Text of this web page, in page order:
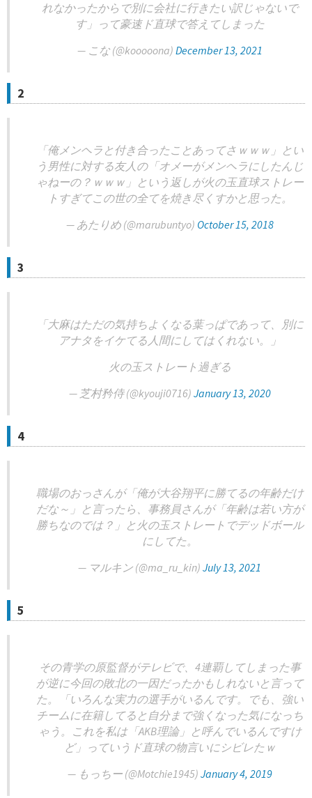
れなかったからで別に会社に行きたい訳じゃないで
す」って豪速ド直球で答えてしまった
— こな (@kooooona) December 13, 2021
2
「俺メンヘラと付き合ったことあってさｗｗｗ」とい
う男性に対する友人の「オメーがメンヘラにしたんじ
ゃねーの？ｗｗｗ」という返しが火の玉直球ストレー
トすぎてこの世の全てを焼き尽くすかと思った。
— あたりめ (@marubuntyo) October 15, 2018
3
「大麻はただの気持ちよくなる葉っぱであって、別に
アナタをイケてる人間にしてはくれない。」
火の玉ストレート過ぎる
— 芝村矜侍 (@kyouji0716) January 13, 2020
4
職場のおっさんが「俺が大谷翔平に勝てるの年齢だけ
だな～」と言ったら、事務員さんが「年齢は若い方が
勝ちなのでは？」と火の玉ストレートでデッドボール
にしてた。
— マルキン (@ma_ru_kin) July 13, 2021
5
その青学の原監督がテレビで、4連覇してしまった事
が逆に今回の敗北の一因だったかもしれないと言って
た。「いろんな実力の選手がいるんです。でも、強い
チームに在籍してると自分まで強くなった気になっち
ゃう。これを私は「AKB理論」と呼んでいるんですけ
ど」っていうド直球の物言いにシビレたｗ
— もっちー (@Motchie1945) January 4, 2019